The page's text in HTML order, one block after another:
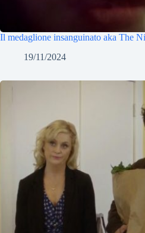
Il medaglione insanguinato aka The
19/11/2024